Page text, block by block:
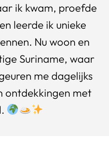
ik kwam, proefde
leerde ik unieke
Nu woon en
Suriname, waar
me dagelijks
ontdekkingen met